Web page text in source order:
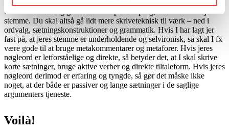
Nu skal du kort og godt sætte ord på det sprog, der reflekterer jeres
stemme. Du skal altså gå lidt mere skriveteknisk til værk – ned i
ordvalg, sætningskonstruktioner og grammatik. Hvis I har lagt jer
fast på, at jeres stemme er underholdende og selvironisk, så skal I fx
være gode til at bruge metakommentarer og metaforer. Hvis jeres
nøgleord er letforståelige og direkte, så betyder det, at I skal skrive
korte sætninger, bruge aktive verber og direkte tiltaleform. Hvis jeres
nøgleord derimod er erfaring og tyngde, så gør det måske ikke
noget, at der både er passiver og lange sætninger i de saglige
argumenters tjeneste.
Voilà!